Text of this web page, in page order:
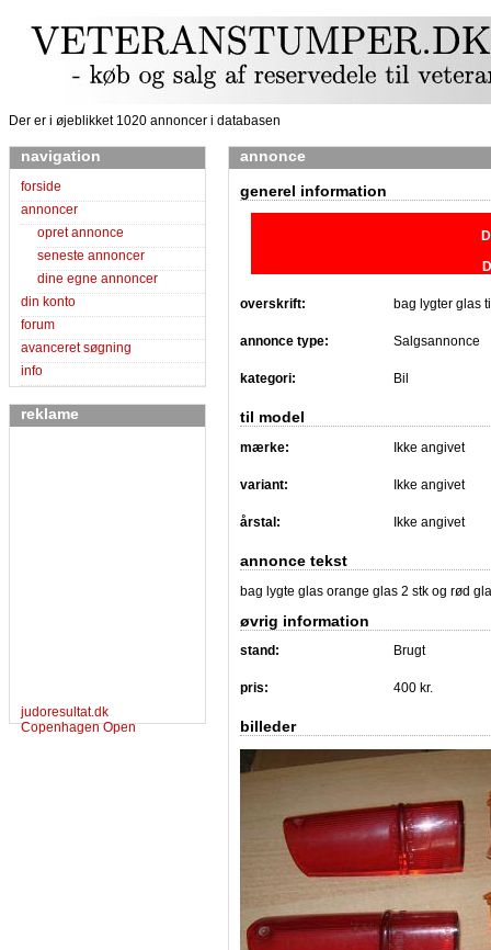
Der er i øjeblikket 1020 annoncer i databasen
navigation
forside
annoncer
opret annonce
seneste annoncer
dine egne annoncer
din konto
forum
avanceret søgning
info
reklame
judoresultat.dk
Copenhagen Open
annonce
generel information
overskrift: bag lygter glas
annonce type: Salgsannonce
kategori: Bil
til model
mærke: Ikke angivet
variant: Ikke angivet
årstal: Ikke angivet
annonce tekst
bag lygte glas orange glas 2 stk og rød
øvrig information
stand: Brugt
pris: 400 kr.
billeder